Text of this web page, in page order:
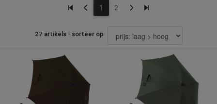
Filter parasol
Geschikt voor: naam
Prijs
1 2
27 artikels - sorteer op